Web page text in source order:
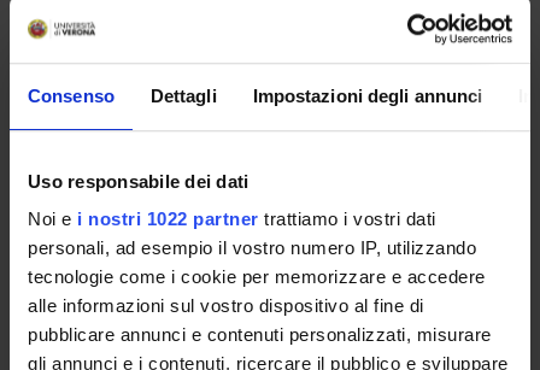
Consenso Dettagli Impostazioni degli annunci
Uso responsabile dei dati
Noi e i nostri 1022 partner trattiamo i vostri dati
personali, ad esempio il vostro numero IP, utilizzando
tecnologie come i cookie per memorizzare e accedere
alle informazioni sul vostro dispositivo al fine di
pubblicare annunci e contenuti personalizzati, misurare
gli annunci e i contenuti, ricercare il pubblico e sviluppare
assegnato e gestito dal Dipartimento
Professore associato
AREE DI RICERCA COINVOLTE DAL PROGETTO
Viticoltura ed enologia
Applied plant sciences, plant breeding, agroecology and soil